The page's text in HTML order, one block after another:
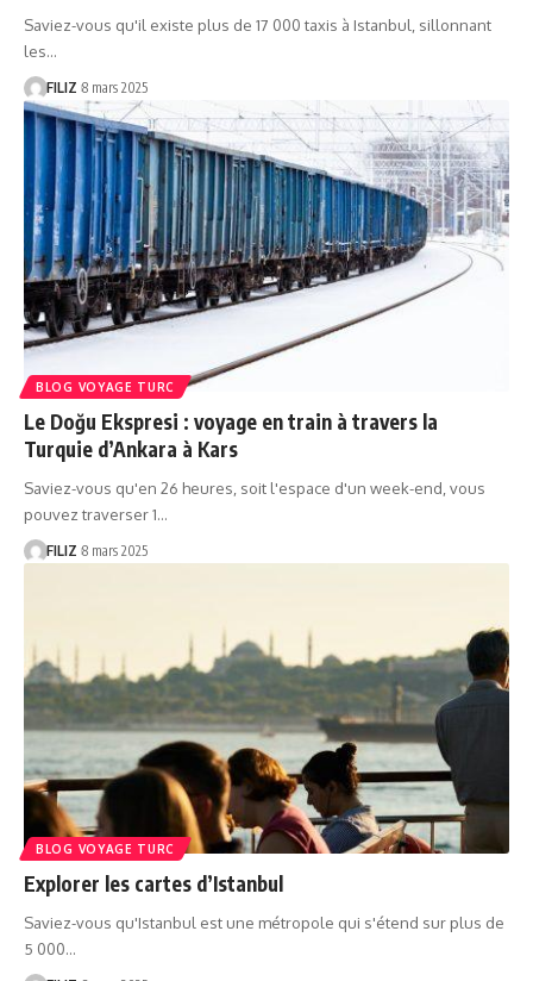
Saviez-vous qu'il existe plus de 17 000 taxis à Istanbul, sillonnant
les…
FILIZ 8 mars 2025
BLOG VOYAGE TURC
Le Doğu Ekspresi : voyage en train à travers la
Turquie d’Ankara à Kars
Saviez-vous qu'en 26 heures, soit l'espace d'un week-end, vous
pouvez traverser 1…
FILIZ 8 mars 2025
BLOG VOYAGE TURC
Explorer les cartes d’Istanbul
Saviez-vous qu'Istanbul est une métropole qui s'étend sur plus de
5 000…